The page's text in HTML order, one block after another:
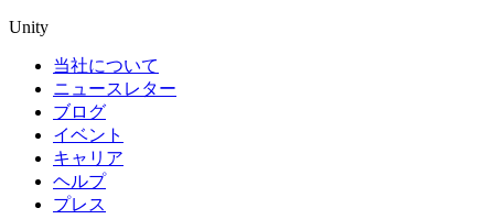
Unity
当社について
ニュースレター
ブログ
イベント
キャリア
ヘルプ
プレス